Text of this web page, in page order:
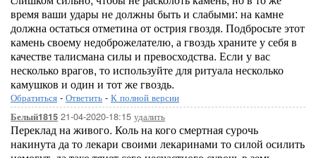
время ваши удары не должны быть и слабыми: на камне
должна остаться отметина от острия гвоздя. Под­бросьте этот
камень своему недоброжелателю, а гвоздь храните у себя в
качестве талисмана силы и превосходства. Если у вас
несколько врагов, то используйте для ритуала несколько
камушков и один и тот же гвоздь.
Обратиться - Ответить - К полной версии
Белый1815 21-04-2020-18:15 удалить
Переклад на живого. Коль на кого смертная сурочь
накинута да то лекари своими лекаринами то силой осилить